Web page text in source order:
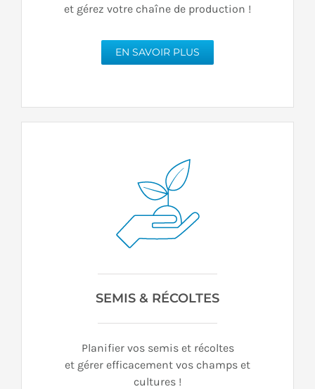
et gérez votre chaîne de production !
EN SAVOIR PLUS
SEMIS & RÉCOLTES
Planifier vos semis et récoltes
et gérer efficacement vos champs et
cultures !